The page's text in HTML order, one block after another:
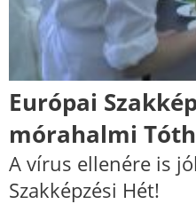
Európai
mórahalmi
A vírus ellenére is
Szakképzési Hét!